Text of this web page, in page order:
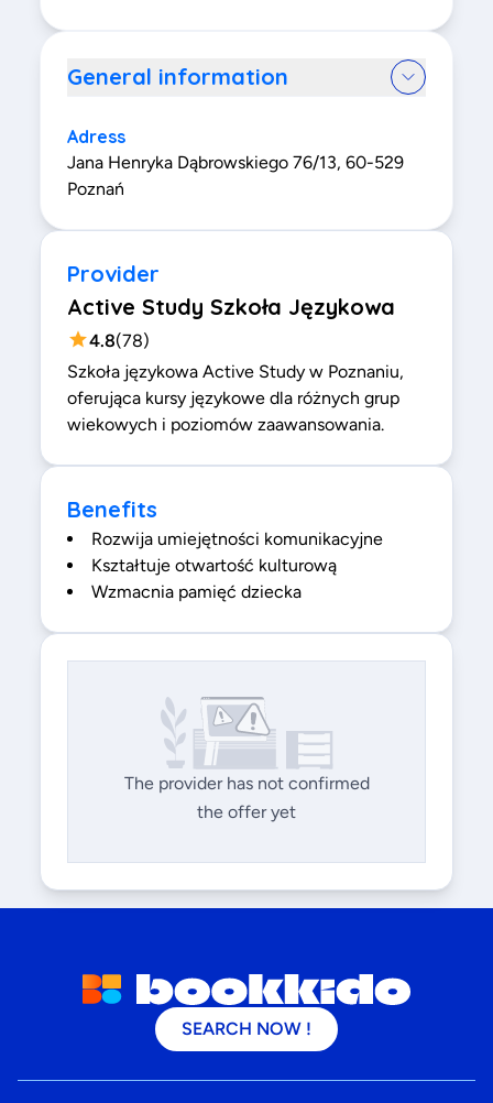
General information
Adress
Jana Henryka Dąbrowskiego 76/13, 60-529
Poznań
Provider
Active Study Szkoła Językowa
4.8(78)
Szkoła językowa Active Study w Poznaniu,
oferująca kursy językowe dla różnych grup
wiekowych i poziomów zaawansowania.
Benefits
Rozwija umiejętności komunikacyjne
Kształtuje otwartość kulturową
Wzmacnia pamięć dziecka
The provider has not confirmed
the offer yet
SEARCH NOW !